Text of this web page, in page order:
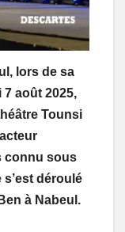
lors de sa
août 2025,
Tounsi
connu sous
s’est déroulé
à Nabeul.